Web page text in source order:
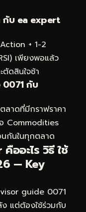
กับ ea expert
+ 1-2
เพียงพอแล้ว
ดสินใจช้า
กับ
ลาดที่มีกราฟราคา
Commodities
กันในทุกตลาด
ออะไร วิธี ใช้
— Key
guide 0071
ง แต่ต้องใช้ร่วมกับ